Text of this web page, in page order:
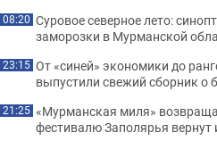
08:20 Суровое северное лето:
заморозки в Мурманской
23:15 От «синей» экономики до
выпустили свежий сборник о
21:25 «Мурманская миля»
фестивалю Заполярья вернут